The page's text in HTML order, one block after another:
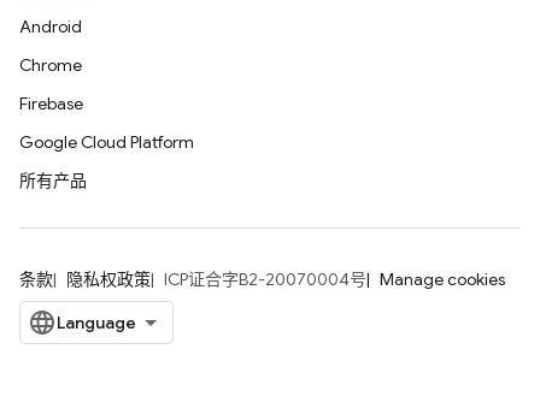
Android
Chrome
Firebase
Google Cloud Platform
所有产品
条款 隐私权政策 ICP证合字B2-20070004号 Manage cookies